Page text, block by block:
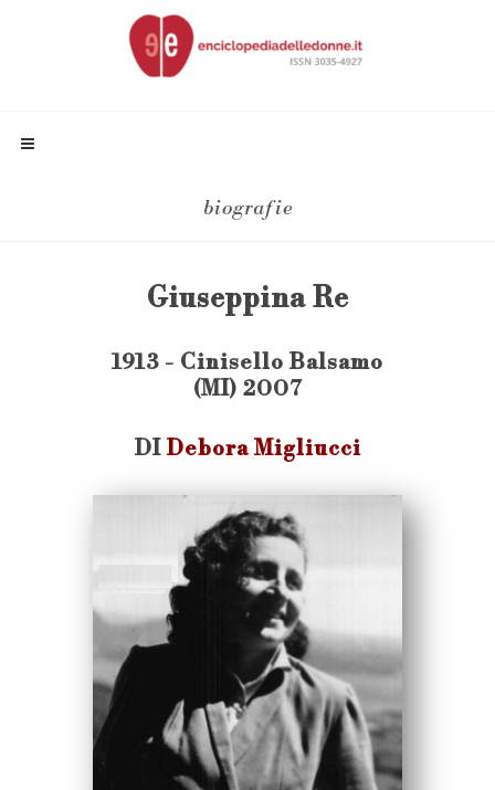
biografie
Giuseppina Re
1913 - Cinisello Balsamo
(MI) 2007
DI Debora Migliucci